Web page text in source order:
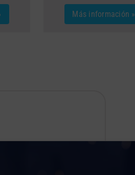
Más información »